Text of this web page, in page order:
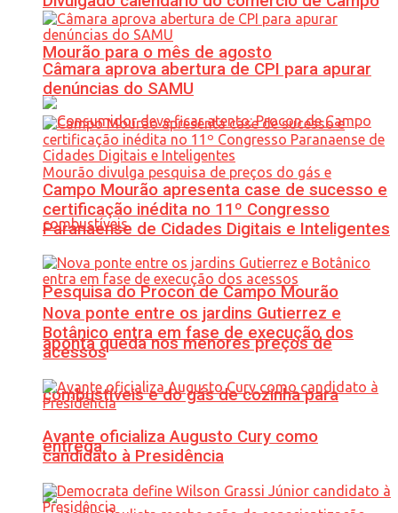
Mourão para o mês de agosto
Pesquisa do Procon de Campo Mourão
aponta queda nos menores preços de
combustíveis e do gás de cozinha para
entrega
Câmara aprova abertura de CPI para apurar
denúncias do SAMU
Campo Mourão apresenta case de sucesso e
certificação inédita no 11º Congresso
Paranaense de Cidades Digitais e Inteligentes
Nova ponte entre os jardins Gutierrez e
Botânico entra em fase de execução dos
acessos
Avante oficializa Augusto Cury como
candidato à Presidência